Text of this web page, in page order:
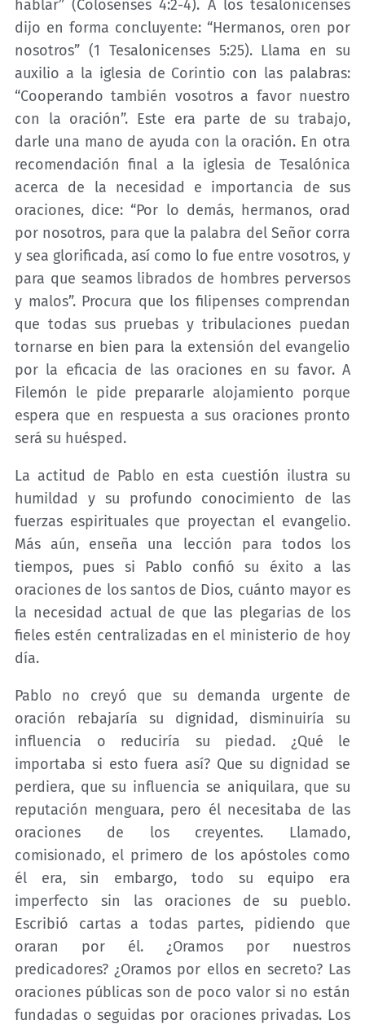
hablar” (Colosenses 4:2-4). A los tesalonicenses
dijo en forma concluyente: “Hermanos, oren por
nosotros” (1 Tesalonicenses 5:25). Llama en su
auxilio a la iglesia de Corintio con las palabras:
“Cooperando también vosotros a favor nuestro
con la oración”. Este era parte de su trabajo,
darle una mano de ayuda con la oración. En otra
recomendación final a la iglesia de Tesalónica
acerca de la necesidad e importancia de sus
oraciones, dice: “Por lo demás, hermanos, orad
por nosotros, para que la palabra del Señor corra
y sea glorificada, así como lo fue entre vosotros, y
para que seamos librados de hombres perversos
y malos”. Procura que los filipenses comprendan
que todas sus pruebas y tribulaciones puedan
tornarse en bien para la extensión del evangelio
por la eficacia de las oraciones en su favor. A
Filemón le pide prepararle alojamiento porque
espera que en respuesta a sus oraciones pronto
será su huésped.
La actitud de Pablo en esta cuestión ilustra su
humildad y su profundo conocimiento de las
fuerzas espirituales que proyectan el evangelio.
Más aún, enseña una lección para todos los
tiempos, pues si Pablo confió su éxito a las
oraciones de los santos de Dios, cuánto mayor es
la necesidad actual de que las plegarias de los
fieles estén centralizadas en el ministerio de hoy
día.
Pablo no creyó que su demanda urgente de
oración rebajaría su dignidad, disminuiría su
influencia o reduciría su piedad. ¿Qué le
importaba si esto fuera así? Que su dignidad se
perdiera, que su influencia se aniquilara, que su
reputación menguara, pero él necesitaba de las
oraciones de los creyentes. Llamado,
comisionado, el primero de los apóstoles como
él era, sin embargo, todo su equipo era
imperfecto sin las oraciones de su pueblo.
Escribió cartas a todas partes, pidiendo que
oraran por él. ¿Oramos por nuestros
predicadores? ¿Oramos por ellos en secreto? Las
oraciones públicas son de poco valor si no están
fundadas o seguidas por oraciones privadas. Los